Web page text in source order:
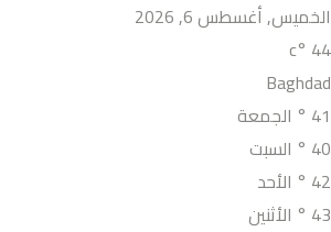
الخميس, أغسطس 6, 2026
44
°c
Baghdad
41
° الجمعة
40
° السبت
42
° الأحد
43
° الأثنين